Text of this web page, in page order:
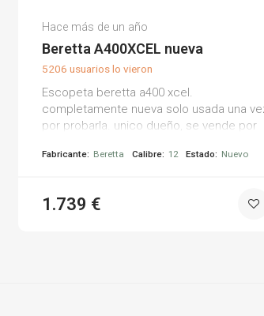
Antonio D.
(0)
Hace más de un año
Beretta A400XCEL nueva
5206 usuarios lo vieron
Escopeta beretta a400 xcel.
completamente nueva solo usada una
por probarla. unico dueño, se vende por
menos de retroceso al disparar(kick off).
Fabricante: Beretta Calibre: 12 Estado: Nuevo
1.739 €